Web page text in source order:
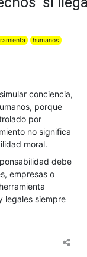
humanos
conciencia,
porque
por
no significa
moral.
debe
empresas o
legales siempre